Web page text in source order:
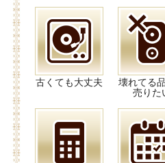
古くても大丈夫
壊れてる
売りた